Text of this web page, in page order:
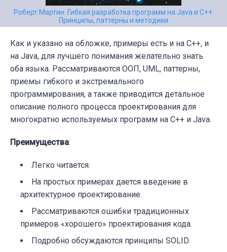
Роберт Мартин. Гибкая разработка программ на Java и C++.
Принципы, паттерны и методики
Как и указано на обложке, примеры есть и на C++, и
на Java, для лучшего понимания желательно знать
оба языка. Рассматриваются ООП, UML, паттерны,
приемы гибкого и экстремального
программирования, а также приводится детальное
описание полного процесса проектирования для
многократно используемых программ на C++ и Java.
Преимущества:
Легко читается.
На простых примерах дается введение в
архитектурное проектирование.
Рассматриваются ошибки традиционных
примеров «хорошего» проектирования кода.
Подробно обсуждаются принципы SOLID.